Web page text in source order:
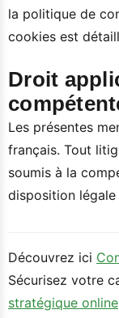
la politique de
cookies est
Droit
Les présentes
français. Tout
soumis à la
disposition
Découvrez ici
Sécurisez votre
stratégique online